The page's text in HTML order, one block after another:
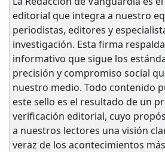
editorial que integra a nuestro
periodistas, editores y
investigación. Esta firma
informativo que sigue los
precisión y compromiso social
nuestro medio. Todo contenido
este sello es el resultado de un
verificación editorial, cuyo
a nuestros lectores una visión
veraz de los acontecimientos